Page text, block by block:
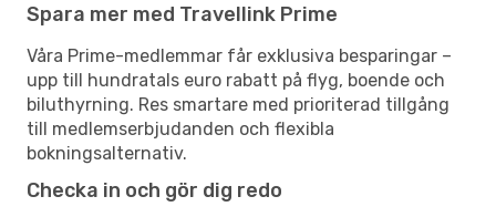
Spara mer med Travellink Prime
Våra Prime-medlemmar får exklusiva besparingar –
upp till hundratals euro rabatt på flyg, boende och
biluthyrning. Res smartare med prioriterad tillgång
till medlemserbjudanden och flexibla
bokningsalternativ.
Checka in och gör dig redo